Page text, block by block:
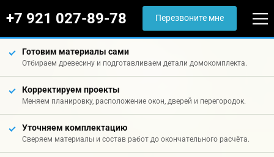
+7 921 027-89-78 Перезвоните мне
Готовим материалы сами
Отбираем древесину и подготавливаем детали домокомплекта.
Корректируем проекты
Меняем планировку, расположение окон, дверей и перегородок.
Уточняем комплектацию
Сверяем материалы и состав работ до окончательного расчёта.